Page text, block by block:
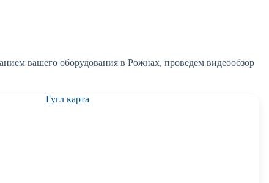
вашего оборудования в Рожнах, проведем видеообзор
Гугл карта